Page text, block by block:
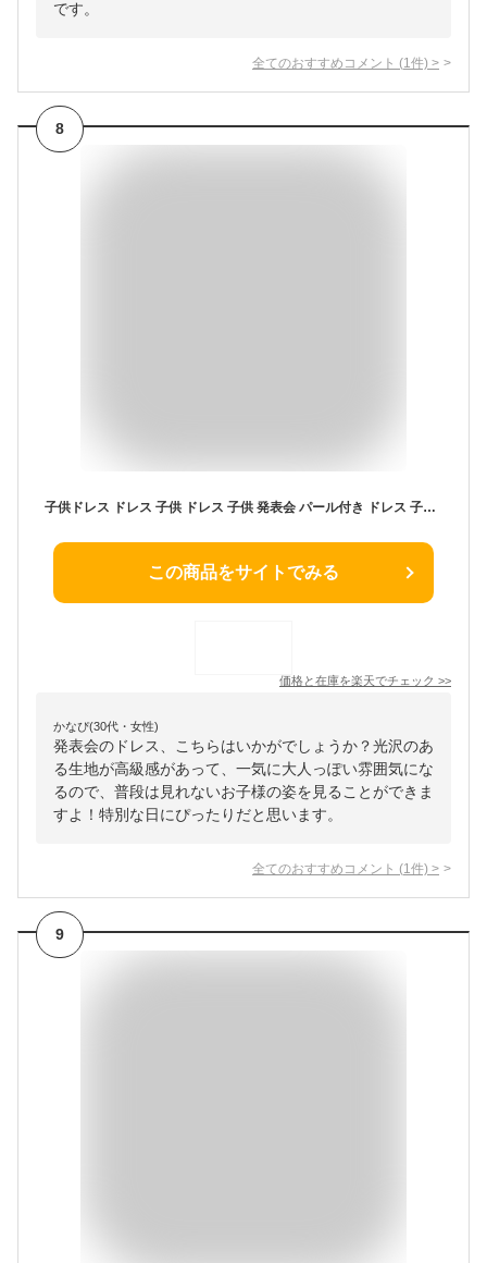
です。
全てのおすすめコメント (1 件) >
8
子供ドレス ドレス 子供 ドレス 子供 発表会 パール付き ドレス 子供 結婚式 ドレス 子供 ドレス キッズ フォーマル キッズ 100 110 120 130 140 150 結婚式 七五三 お呼ばれ ワンピース ジュニア 七五三 入学式 卒業式 発表会 結婚式 演奏会 発表会 緑 赤 ピンク 送料無料
この商品をサイトでみる
価格と在庫を楽天でチェック >>
かなぴ(30代・女性)
発表会のドレス、こちらはいかがでしょうか？光沢のあ
る生地が高級感があって、一気に大人っぽい雰囲気にな
るので、普段は見れないお子様の姿を見ることができま
すよ！特別な日にぴったりだと思います。
全てのおすすめコメント (1 件) >
9